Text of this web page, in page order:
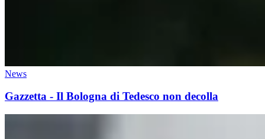
News
Gazzetta - Il Bologna di Tedesco non decolla